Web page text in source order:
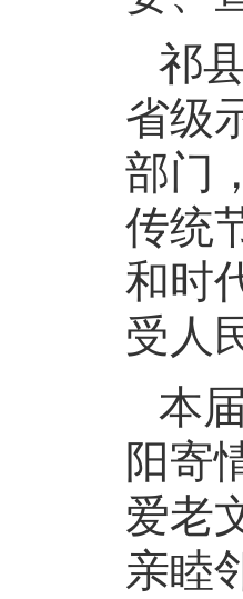
祁
省级
部门
传统
和时
受人
本
阳寄
爱老
亲睦